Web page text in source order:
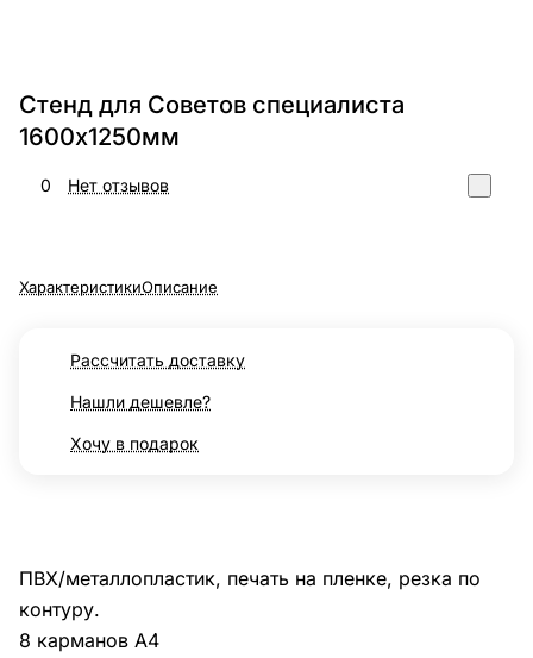
Стенд для Советов специалиста
1600х1250мм
0 Нет отзывов
ХарактеристикиОписание
Рассчитать доставку
Нашли дешевле?
Хочу в подарок
ПВХ/металлопластик, печать на пленке, резка по
контуру.
8 карманов А4